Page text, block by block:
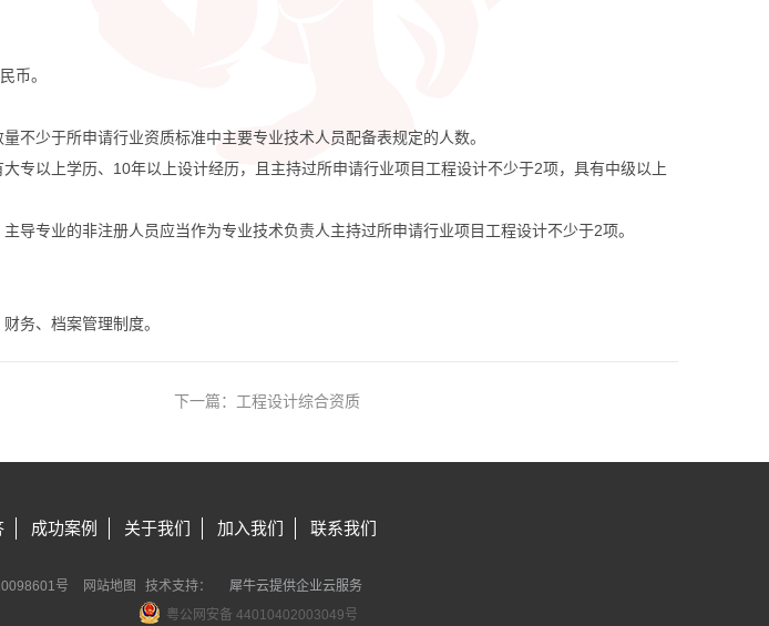
币。
不少于所申请行业资质标准中主要专业技术人员配备表规定的人数。
专以上学历、10年以上设计经历，且主持过所申请行业项目工程设计不少于2项，具有中级以上
导专业的非注册人员应当作为专业技术负责人主持过所申请行业项目工程设计不少于2项。
务、档案管理制度。
下一篇： 工程设计综合资质
成功案例 关于我们 加入我们 联系我们
犀牛云提供企业云服务
号
网站地图
犀
技术支持：
粤公网安备 44010402003049号